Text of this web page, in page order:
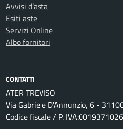
Avvisi d’asta
Esiti aste
Servizi Online
Albo fornitori
CONTATTI
ATER TREVISO
Via Gabriele D'Annunzio, 6 -
Codice fiscale / P.